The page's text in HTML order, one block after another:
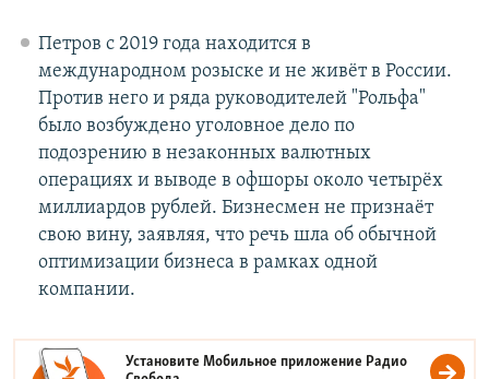
Петров с 2019 года находится в
международном розыске и не живёт в России.
Против него и ряда руководителей "Рольфа"
было возбуждено уголовное дело по
подозрению в незаконных валютных
операциях и выводе в офшоры около четырёх
миллиардов рублей. Бизнесмен не признаёт
свою вину, заявляя, что речь шла об обычной
оптимизации бизнеса в рамках одной
компании.
Установите Мобильное приложение Радио